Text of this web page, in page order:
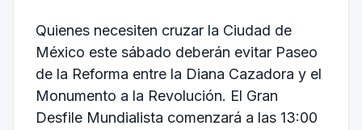
Quienes necesiten cruzar la Ciudad de
México este sábado deberán evitar Paseo
de la Reforma entre la Diana Cazadora y el
Monumento a la Revolución. El Gran
Desfile Mundialista comenzará a las 13:00